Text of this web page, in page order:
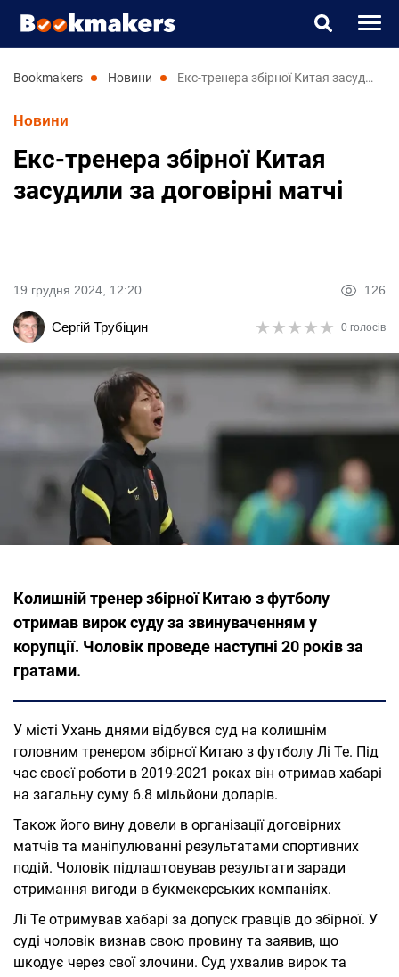
Букмекери
Казино
bookmakers новини Екс-тренера збірної Китая засудили за договірні матчі
Новини
Екс-тренера збірної Китая
засудили за договірні матчі
19 грудня 2024, 12:20 126
Сергій Трубіцин ★★★★★
★★★★★ 0 голосів
Колишній тренер збірної Китаю з футболу
отримав вирок суду за звинуваченням у
корупції. Чоловік проведе наступні 20 років за
гратами.
У місті Ухань днями відбувся суд на колишнім
головним тренером збірної Китаю з футболу Лі Те. Під
час своєї роботи в 2019-2021 роках він отримав хабарі
на загальну суму 6.8 мільйони доларів.
Також його вину довели в організації договірних
матчів та маніпулюванні результатами спортивних
подій. Чоловік підлаштовував результати заради
отримання вигоди в букмекерських компаніях.
Лі Те отримував хабарі за допуск гравців до збірної. У
суді чоловік визнав свою провину та заявив, що
шкодує через свої злочини. Суд ухвалив вирок та